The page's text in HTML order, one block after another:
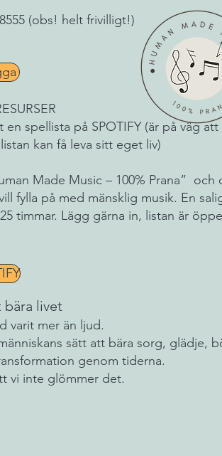
(obs! helt frivilligt!)
en spellista på SPOTIFY (är på väg att
kan få leva sitt eget liv)
Made Music – 100% Prana” och
fylla på med mänsklig musik. En
timmar. Lägg gärna in, listan är
livet
varit mer än ljud.
sätt att bära sorg, glädje,
genom tiderna.
vi inte glömmer det.